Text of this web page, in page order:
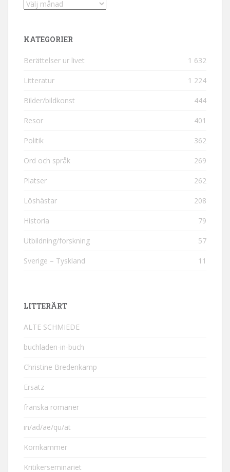
Arkiv
KATEGORIER
Berättelser ur livet 1 632
Litteratur 1 224
Bilder/bildkonst 444
Resor 401
Politik 362
Ord och språk 269
Platser 262
Löshästar 208
Historia 79
Utbildning/forskning 57
Sverige – Tyskland 11
LITTERÄRT
ALTE SCHMIEDE
buchladen-in-buch
Christine Bredenkamp
Ersatz
franska romaner
in/ad/ae/qu/at
Kornkammer
Kritikerseminariet